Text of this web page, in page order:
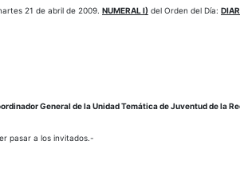
21 de abril de 2009. NUMERAL I) del Orden del Día:
General de la Unidad Temática de Juventud de la
pasar a los invitados.-